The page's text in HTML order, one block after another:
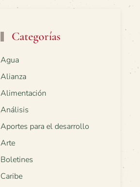
Categorías
Agua
Alianza
Alimentación
Análisis
Aportes para el desarrollo
Arte
Boletines
Caribe